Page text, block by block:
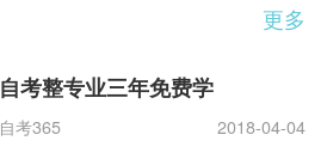
更多
自考整专业三年免费学
自考365 2018-04-04